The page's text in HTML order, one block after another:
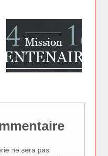
ne sera pas